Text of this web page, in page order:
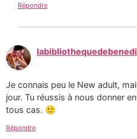
Répondre
Je connais peu le New adult,
jour. Tu réussis à nous donner
tous cas. 🙂
Répondre